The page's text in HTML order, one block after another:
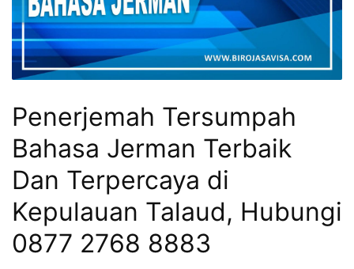
Penerjemah Tersumpah
Bahasa Jerman Terbaik
Dan Terpercaya di
Kepulauan Talaud, Hubungi
0877 2768 8883